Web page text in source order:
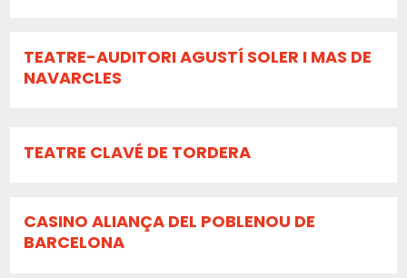
TEATRE-AUDITORI AGUSTÍ SOLER I MAS DE
NAVARCLES
TEATRE CLAVÉ DE TORDERA
CASINO ALIANÇA DEL POBLENOU DE
BARCELONA